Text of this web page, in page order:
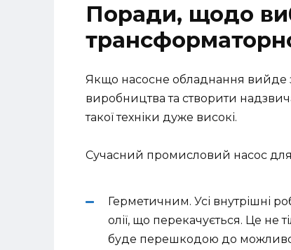
Поради, щодо
Якщо насосне обладнання вийде
виробництва та створити
такої техніки дуже високі.
Сучасний промисловий насос для
Герметичним. Усі внутрішні
олії, що перекачується. Це не
буде перешкодою до